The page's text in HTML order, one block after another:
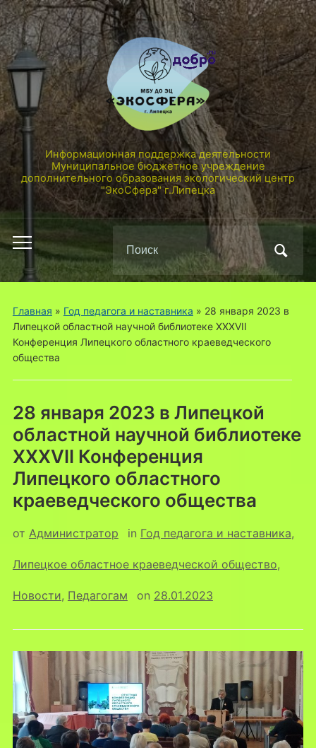
Информационная поддержка деятельности
Муниципальное бюджетное учреждение
дополнительного образования экологический центр
"ЭкоСфера" г.Липецка
Переключить
мобильное
меню
по:
Главная » Год педагога и наставника » 28 января 2023 в
Липецкой областной научной библиотеке XXXVII
Конференция Липецкого областного краеведческого
общества
28 января 2023 в Липецкой
областной научной библиотеке
XXXVII Конференция
Липецкого областного
краеведческого общества
от Администратор in Год педагога и наставника,
Липецкое областное краеведческой общество,
Новости, Педагогам on 28.01.2023